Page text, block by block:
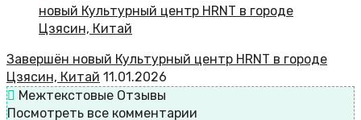
Завершён новый Культурный центр HRNT в городе
Цзясин, Китай 11.01.2026
Межтекстовые Отзывы
Посмотреть все комментарии